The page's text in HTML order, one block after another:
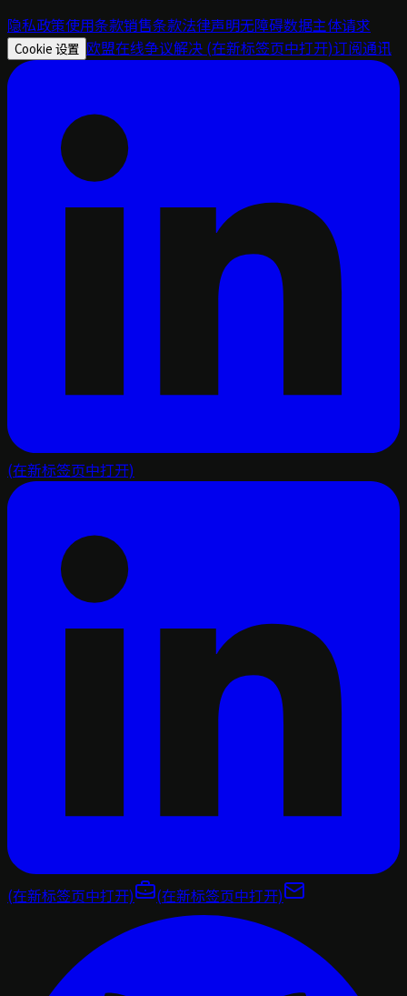
隐私政策使用条款销售条款法律声明无障碍数据主体请求
Cookie 设置 欧盟在线争议解决 (在新标签页中打开)订阅通讯
(在新标签页中打开)
(在新标签页中打开) (在新标签页中打开)